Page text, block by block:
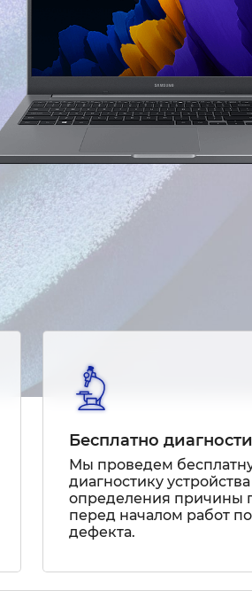
Бесплатно
Мы проведем
диагностику
определения причины
перед началом работ
дефекта.